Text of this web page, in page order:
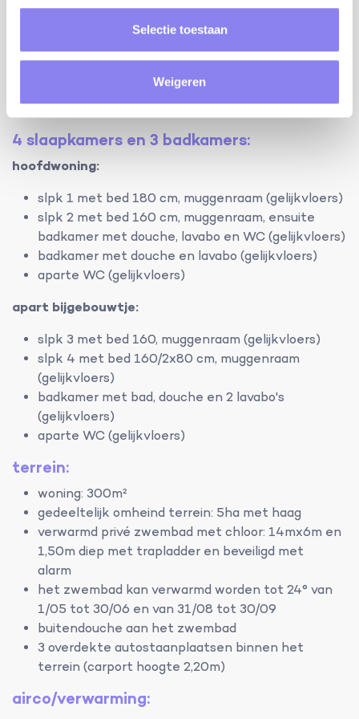
Selectie toestaan
Weigeren
van het dorpje Lourmarin (op 18 km) of Cucuron
(op 25 km) en rust uit met een wijntje uit de
streek op een gezellig terrasje
8 personen
4 slaapkamers en 3 badkamers:
hoofdwoning:
slpk 1 met bed 180 cm, muggenraam (gelijkvloers)
slpk 2 met bed 160 cm, muggenraam, ensuite
badkamer met douche, lavabo en WC (gelijkvloers)
badkamer met douche en lavabo (gelijkvloers)
aparte WC (gelijkvloers)
apart bijgebouwtje:
slpk 3 met bed 160, muggenraam (gelijkvloers)
slpk 4 met bed 160/2x80 cm, muggenraam
(gelijkvloers)
badkamer met bad, douche en 2 lavabo's
(gelijkvloers)
aparte WC (gelijkvloers)
terrein:
woning: 300m²
gedeeltelijk omheind terrein: 5ha met haag
verwarmd privé zwembad met chloor: 14mx6m en
1,50m diep met trapladder en beveiligd met
alarm
het zwembad kan verwarmd worden tot 24° van
1/05 tot 30/06 en van 31/08 tot 30/09
buitendouche aan het zwembad
3 overdekte autostaanplaatsen binnen het
terrein (carport hoogte 2,20m)
airco/verwarming: